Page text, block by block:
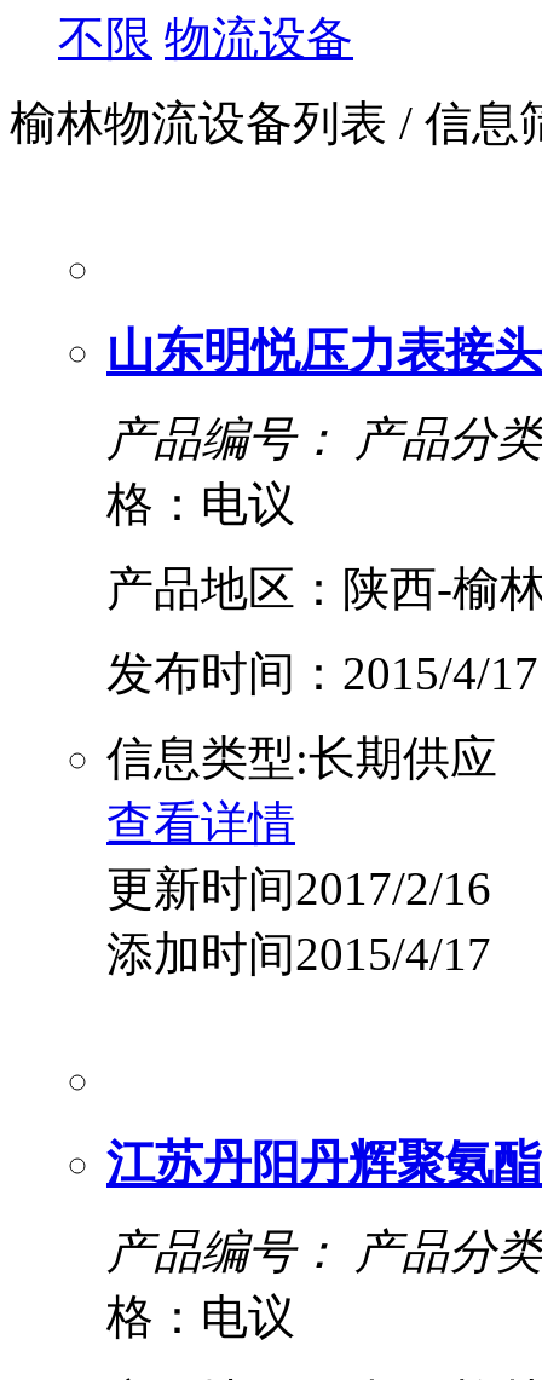
不限 物流设备
榆林物流设备列表 / 信息
山东明悦压力表接头
产品编号：
产品分
格：电议
产品地区：陕西-榆
发布时间：2015/4/17
信息类型:长期供应
查看详情
更新时间2017/2/16
添加时间2015/4/17
江苏丹阳丹辉聚氨
产品编号：
产品分
格：电议